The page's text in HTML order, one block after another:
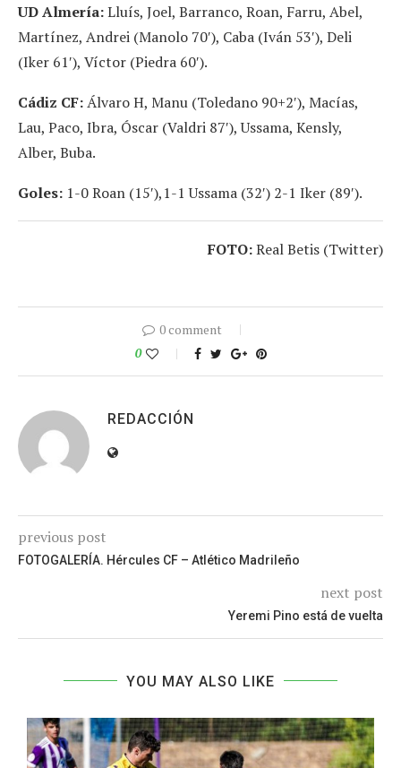
UD Almería:Lluís, Joel, Barranco, Roan, Farru, Abel,
Martínez, Andrei (Manolo 70′), Caba (Iván 53′), Deli
(Iker 61′), Víctor (Piedra 60′).
Cádiz CF:Álvaro H, Manu (Toledano 90+2′), Macías,
Lau, Paco, Ibra, Óscar (Valdri 87′), Ussama, Kensly,
Alber, Buba.
Goles: 1-0 Roan (15′),1-1 Ussama (32′) 2-1 Iker (89′).
FOTO:Real Betis (Twitter)
0 comment
0
REDACCIÓN
previous post
FOTOGALERÍA. Hércules CF – Atlético Madrileño
next post
Yeremi Pino está de vuelta
YOU MAY ALSO LIKE